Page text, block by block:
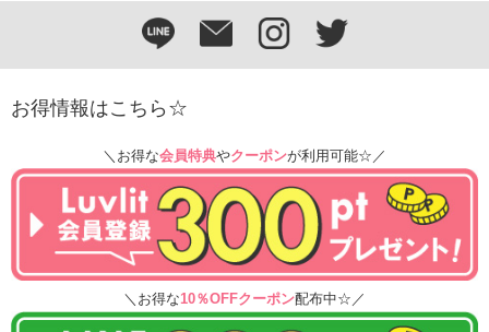
お得情報はこちら☆
＼お得な会員特典やクーポンが利用可能☆／
＼お得な10％OFFクーポン配布中☆／